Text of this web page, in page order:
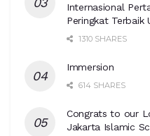
Internasional
Peringkat
1310 SHARES
Immersion
614 SHARES
Congrats to our
Jakarta Islamic